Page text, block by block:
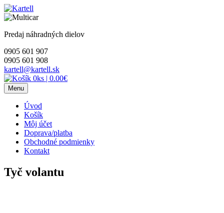
Skip
to
Predaj náhradných dielov
0905 601 907
0905 601 908
kartell@kartell.sk
0ks | 0.00€
Menu
Úvod
Košík
Môj účet
Doprava/platba
Obchodné podmienky
Kontakt
Tyč volantu